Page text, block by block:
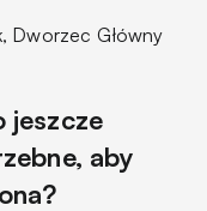
Dworzec Główny
jeszcze
aby